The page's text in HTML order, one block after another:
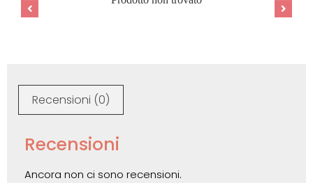
Recensioni (0)
Recensioni
Ancora non ci sono recensioni.